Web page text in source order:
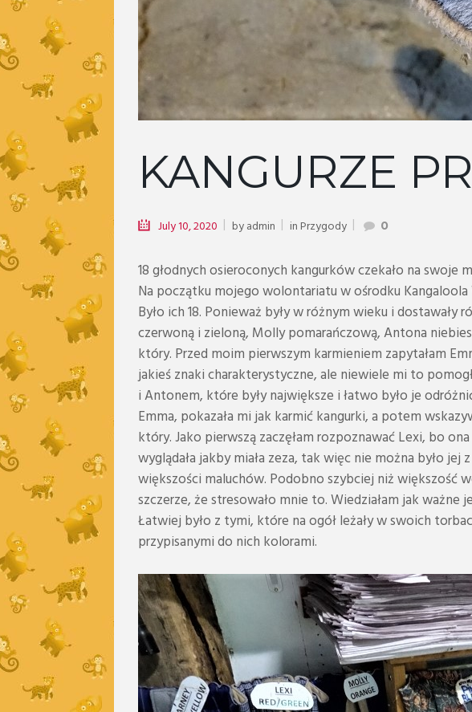
KANGURZE
July 10, 2020 byadmin in Przygody 0
18 głodnych osieroconych kangurków czekało na
Na początku mojego wolontariatu w ośrodku
Było ich 18. Ponieważ były w różnym wieku i
czerwoną i zieloną, Molly pomarańczową, Antona
który. Przed moim pierwszym karmieniem zapytałam
jakieś znaki charakterystyczne, ale niewiele mi to
i Antonem, które były największe i łatwo było je
Emma, pokazała mi jak karmić kangurki, a potem
który. Jako pierwszą zaczęłam rozpoznawać Lexi, bo
wyglądała jakby miała zeza, tak więc nie można było
większości maluchów. Podobno szybciej niż większość
szczerze, że stresowało mnie to. Wiedziałam jak
Łatwiej było z tymi, które na ogół leżały w swoich
przypisanymi do nich kolorami.